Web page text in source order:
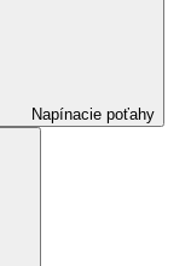
Napínacie poťahy